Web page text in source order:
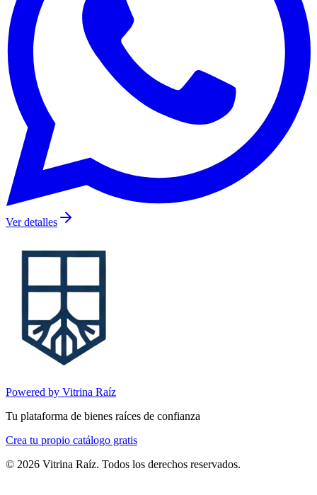
Ver detalles
Powered by Vitrina Raíz
Tu plataforma de bienes raíces de confianza
Crea tu propio catálogo gratis
© 2026 Vitrina Raíz. Todos los derechos reservados.